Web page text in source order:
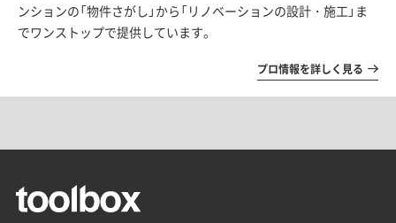
ンションの「物件さがし」から「リノベーションの設計・施工」ま
でワンストップで提供しています。
プロ情報を詳しく見る